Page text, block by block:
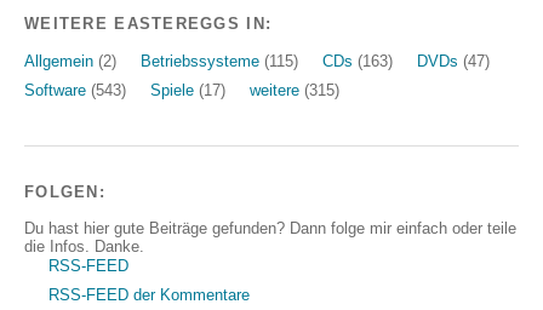
WEITERE EASTEREGGS IN:
Allgemein (2) Betriebssysteme (115) CDs (163) DVDs (47)
Software (543) Spiele (17) weitere (315)
FOLGEN:
Du hast hier gute Beiträge gefunden? Dann folge mir einfach oder teile
die Infos. Danke.
RSS-FEED
RSS-FEED der Kommentare